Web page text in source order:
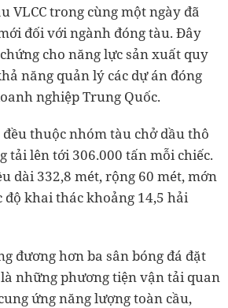
VLCC trong cùng một ngày đã
đối với ngành đóng tàu. Đây
cho năng lực sản xuất quy
năng quản lý các dự án đóng
nghiệp Trung Quốc.
thuộc nhóm tàu chở dầu thô
tải lên tới 306.000 tấn mỗi chiếc.
dài 332,8 mét, rộng 60 mét, mớn
độ khai thác khoảng 14,5 hải
đương hơn ba sân bóng đá đặt
những phương tiện vận tải quan
ứng năng lượng toàn cầu,